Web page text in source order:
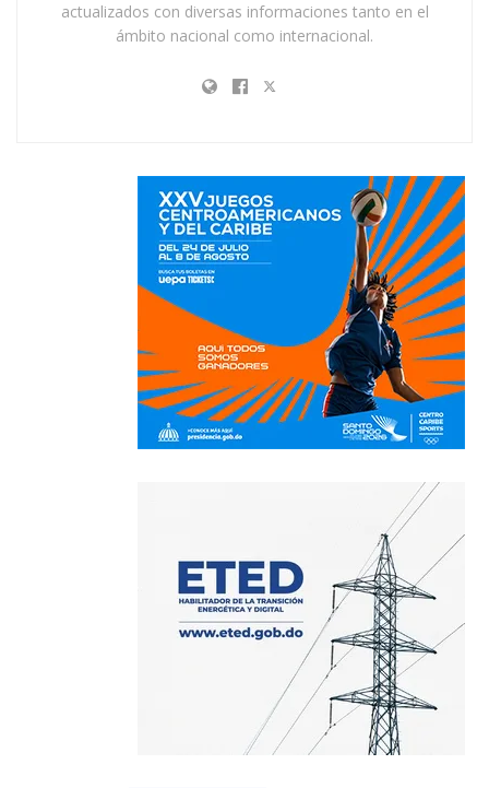
actualizados con diversas informaciones tanto en el
ámbito nacional como internacional.